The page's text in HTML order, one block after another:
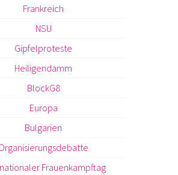
Frankreich
NSU
Gipfelproteste
Heiligendamm
BlockG8
Europa
Bulgarien
Frauenkampftag